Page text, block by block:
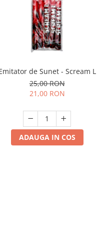
de Sunet - Scream L
25,00 RON
21,00 RON
ADAUGA IN COS